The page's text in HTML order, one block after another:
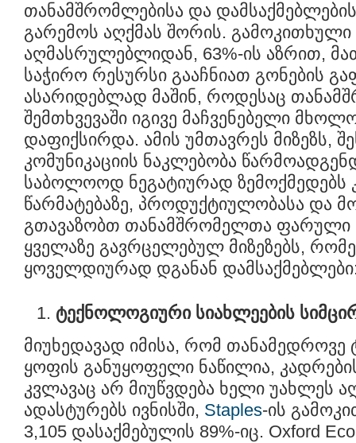
თანამშრომლებისა და
გარემოს აღქმას შორის. გამოკითხული
აღმასრულებლიდან, 63%-ის აზრით,
საჭირო რესურსი გააჩნიათ გონების
ასარიდებლად მაშინ, როდესაც
შემთხვევაში იგივე მაჩვენებელი
დაფიქსირდა. ამის უმთავრეს მიზეზს,
კომუნიკაციის ნაკლებობა
საბოლოოდ ნეგატიურად ზემოქმედებს
წარმატებაზე, პროდუქტიულობასა და
გთავაზობთ თანამშრომელთა ფარული
ყველაზე გავრცელებულ მიზეზებს,
ყოველდიურად დგანან
ტექნოლოგიური სიახლეების
მიუხედავად იმისა, რომ თანამედროვე
ყოფის განუყოფელი ნაწილია,
კვლავაც არ მიუწვდება ხელი უახლეს
ადასტურებს ივნისში, Staples-ის
3,105 დასაქმებულის 89%-იც. Oxford